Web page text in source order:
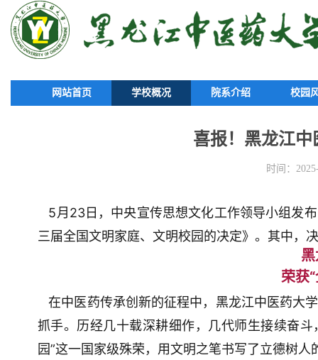
网站首页 学校概况 院系介绍 校园
喜报！黑龙江
时间：
5月23日，中央宣传思想文化工作领导小组发
三届全国文明家庭、文明校园的决定》。其中，
荣获
在中医药传承创新的征程中，黑龙江中医药大
抓手。历经几十载深耕细作，几代师生接续奋
园”这一国家级殊荣，用文明之笔书写了立德树人